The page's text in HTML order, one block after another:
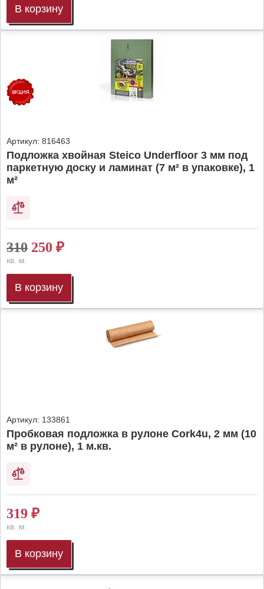
В корзину
Артикул: 816463
Подложка хвойная Steico Underfloor 3 мм под
паркетную доску и ламинат (7 м² в упаковке), 1
м²
310 250 ₽
кв. м.
В корзину
Артикул: 133861
Пробковая подложка в рулоне Cork4u, 2 мм (10
м² в рулоне), 1 м.кв.
319 ₽
кв. м.
В корзину